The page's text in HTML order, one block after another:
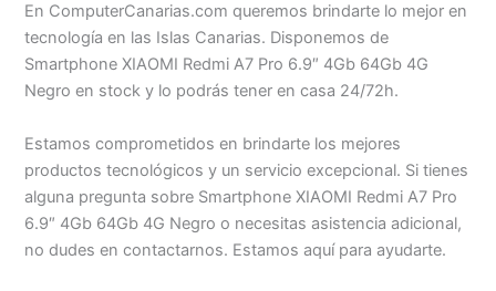
En ComputerCanarias.com queremos brindarte lo mejor en
tecnología en las Islas Canarias. Disponemos de
Smartphone XIAOMI Redmi A7 Pro 6.9″ 4Gb 64Gb 4G
Negro en stock y lo podrás tener en casa 24/72h.
Estamos comprometidos en brindarte los mejores
productos tecnológicos y un servicio excepcional. Si tienes
alguna pregunta sobre Smartphone XIAOMI Redmi A7 Pro
6.9″ 4Gb 64Gb 4G Negro o necesitas asistencia adicional,
no dudes en contactarnos. Estamos aquí para ayudarte.